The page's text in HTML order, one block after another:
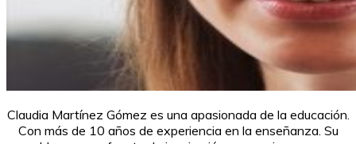
Claudia Martínez Gómez es una apasionada de la educación.
Con más de 10 años de experiencia en la enseñanza. Su